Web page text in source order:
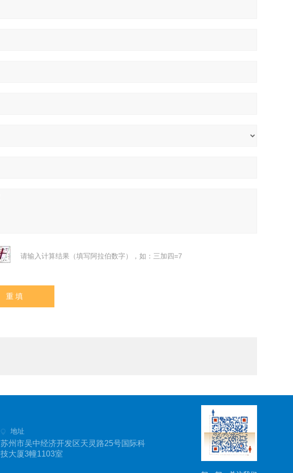
请输入计算结果（填写阿拉伯数字），如：三加四=7
地址
苏州市吴中经济开发区天灵路25号国际科
技大厦3幢1103室